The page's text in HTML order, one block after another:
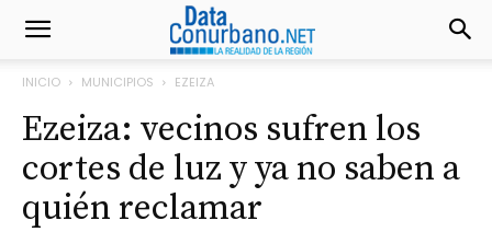
INICIO MUNICIPIOS EZEIZA
Ezeiza: vecinos sufren los
cortes de luz y ya no saben a
quién reclamar